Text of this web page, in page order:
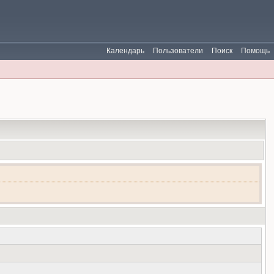
Помощь
Поиск
Пользователи
Календарь